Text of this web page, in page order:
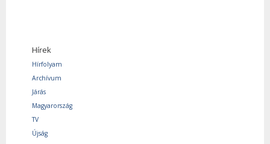
Hírek
Hírfolyam
Archívum
Járás
Magyarország
TV
Újság